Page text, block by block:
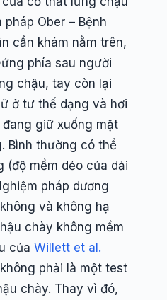
Ober – Bệnh
cần khám nằm trên,
phía sau người
chậu, tay còn lại
ở tư thế dạng và hơi
đang giữ xuống mặt
Bình thường có thể
(độ mềm dẻo của dải
pháp dương
và không hạ
chày không mềm
của Willett et al.
phải là một test
chày. Thay vì đó,